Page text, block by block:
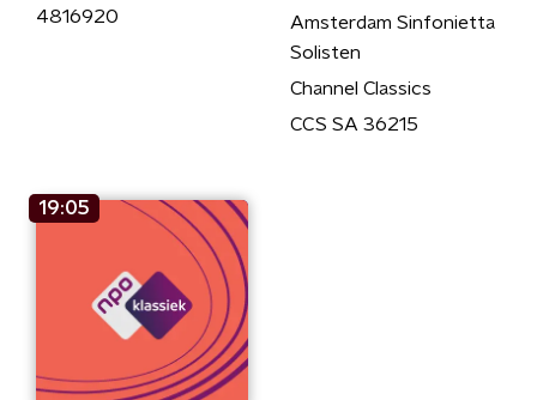
4816920
Amsterdam Sinfonietta
Solisten
Channel Classics
CCS SA 36215
19:05